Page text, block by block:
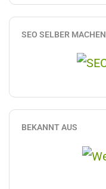
SEO SELBER MACHEN
BEKANNT AUS